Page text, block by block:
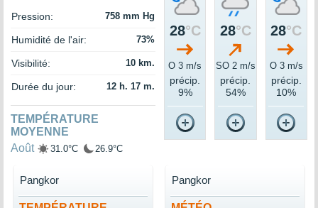
Pression: 758 mm Hg
Humidité de l'air: 73%
Visibilité: 10 km.
Durée du jour: 12 h. 17 m.
TEMPÉRATURE
MOYENNE
Août
31.0°C 26.9°C
28°C
O 3 m/s
précip.
9%
28°C
SO 2 m/s
précip.
54%
28°C
O 3 m/s
précip.
10%
Pangkor Pangkor